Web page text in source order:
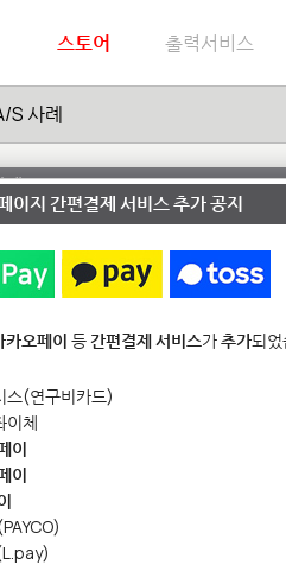
스토어 출력서비스
S 사례
내
1:1 문
이지 간편결제 서비스 추가 공지
카오페이 등간편결제 서비스가추가되
스(연구비카드)
이체
이
이